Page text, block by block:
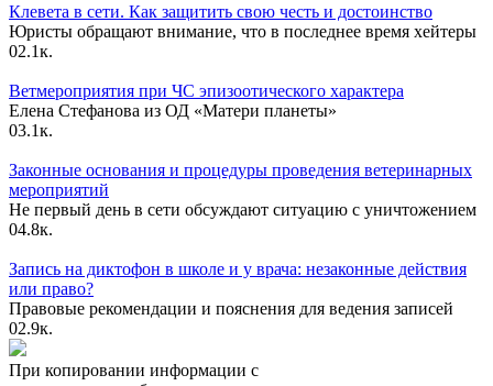
Клевета в сети. Как защитить свою честь и достоинство
Юристы обращают внимание, что в последнее время хейтеры
02.1к.
Ветмероприятия при ЧС эпизоотического характера
Елена Стефанова из ОД «Матери планеты»
03.1к.
Законные основания и процедуры проведения ветеринарных
мероприятий
Не первый день в сети обсуждают ситуацию с уничтожением
04.8к.
Запись на диктофон в школе и у врача: незаконные действия
или право?
Правовые рекомендации и пояснения для ведения записей
02.9к.
При копировании информации с